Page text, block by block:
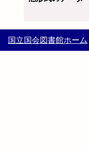
国立国会図書館ホーム